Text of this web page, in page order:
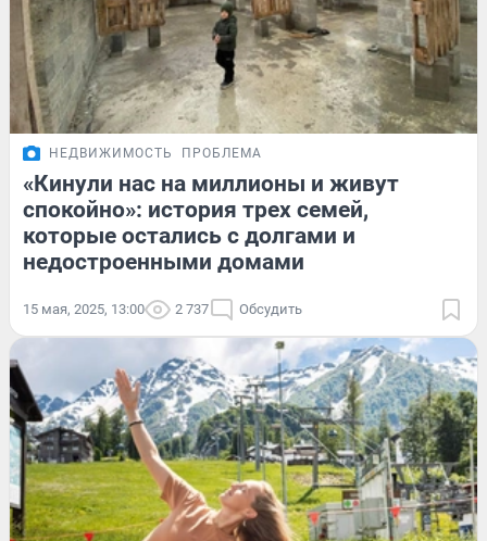
НЕДВИЖИМОСТЬ ПРОБЛЕМА
«Кинули нас на миллионы и живут
спокойно»: история трех семей,
которые остались с долгами и
недостроенными домами
15 мая, 2025, 13:00 2 737 Обсудить